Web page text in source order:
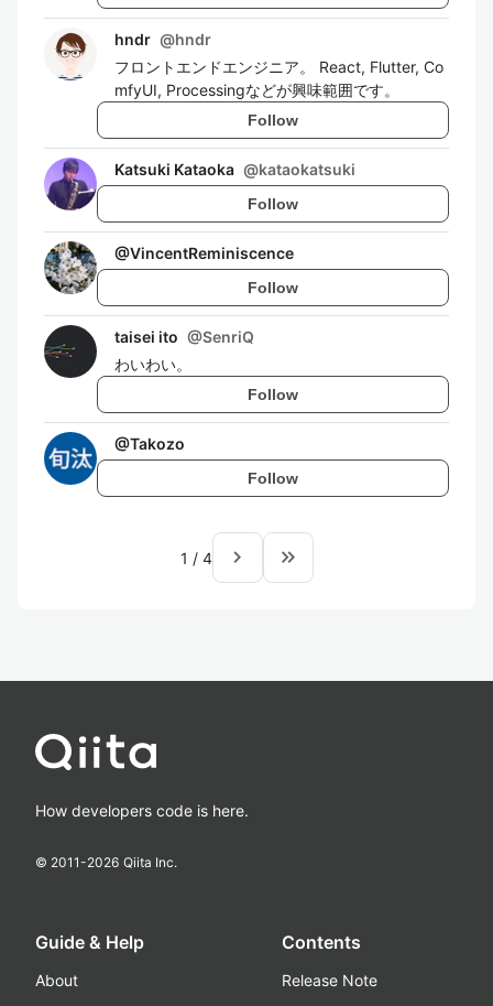
hndr @hndr
フロントエンドエンジニア。 React, Flutter, Co
mfyUI, Processingなどが興味範囲です。
Follow
Katsuki Kataoka @kataokatsuki
Follow
@VincentReminiscence
Follow
taisei ito @SenriQ
わいわい。
Follow
@Takozo
Follow
1 / 4 navigate_next keyboard_double_arrow_right
How developers code is here.
© 2011-2026 Qiita Inc.
Guide & Help
About
Contents
Release Note